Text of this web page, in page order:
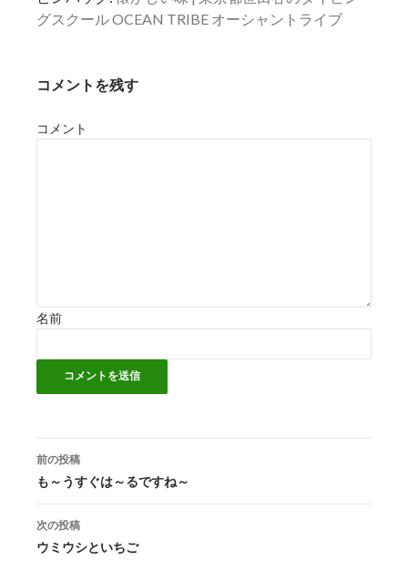
グスクール OCEAN TRIBE オーシャントライブ
コメントを残す
コメント
名前
投
稿
ナ
前の投稿
も～うすぐは～るですね～
次の投稿
ウミウシといちご